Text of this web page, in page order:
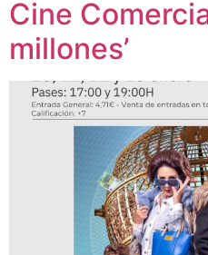
Cine
millones’